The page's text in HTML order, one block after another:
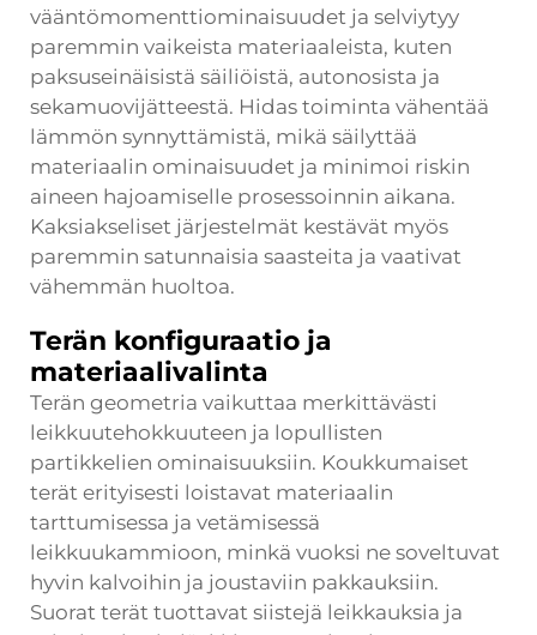
vääntömomenttiominaisuudet ja selviytyy
paremmin vaikeista materiaaleista, kuten
paksuseinäisistä säiliöistä, autonosista ja
sekamuovijätteestä. Hidas toiminta vähentää
lämmön synnyttämistä, mikä säilyttää
materiaalin ominaisuudet ja minimoi riskin
aineen hajoamiselle prosessoinnin aikana.
Kaksiakseliset järjestelmät kestävät myös
paremmin satunnaisia saasteita ja vaativat
vähemmän huoltoa.
Terän konfiguraatio ja
materiaalivalinta
Terän geometria vaikuttaa merkittävästi
leikkuutehokkuuteen ja lopullisten
partikkelien ominaisuuksiin. Koukkumaiset
terät erityisesti loistavat materiaalin
tarttumisessa ja vetämisessä
leikkuukammioon, minkä vuoksi ne soveltuvat
hyvin kalvoihin ja joustaviin pakkauksiin.
Suorat terät tuottavat siistejä leikkauksia ja